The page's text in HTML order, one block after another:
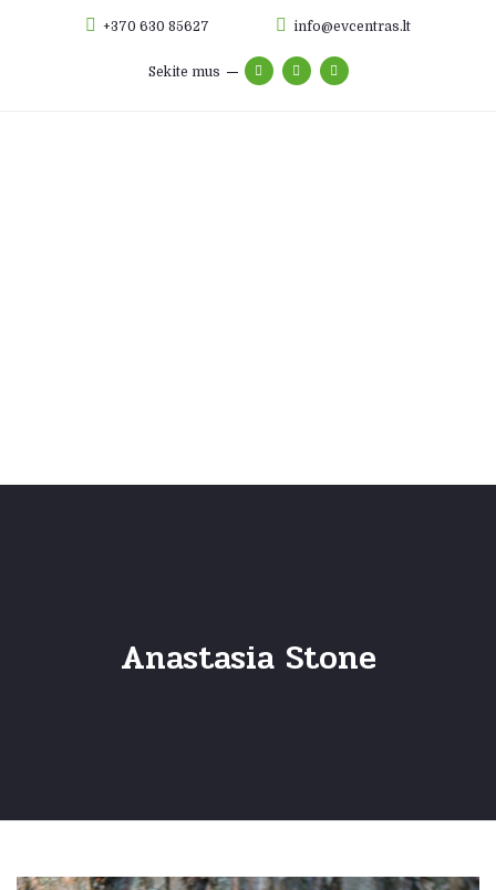
+370 630 85627 info@evcentras.lt
Sekite mus
Anastasia Stone